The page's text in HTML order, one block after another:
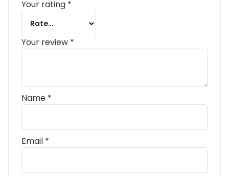
Your rating *
Your review *
Name *
Email *